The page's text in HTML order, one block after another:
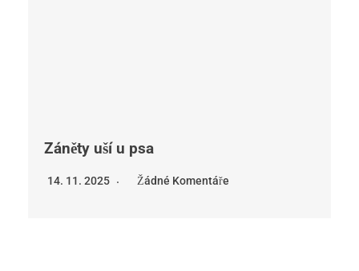
Záněty uší u psa
14. 11. 2025 Žádné Komentáře